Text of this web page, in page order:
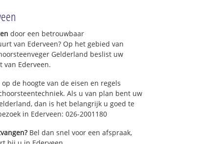
door een betrouwbaar
van Ederveen? Op het gebied van
Gelderland beslist uw
Ederveen.
de hoogte van de eisen en regels
Als u van plan bent uw
dan is het belangrijk u goed te
in Ederveen: 026-2001180
Bel dan snel voor een afspraak,